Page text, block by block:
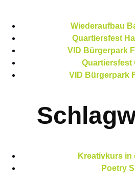
Wiederaufbau
Quartiersfest
VID Bürgerpark
Quartiersfest
VID Bürgerpark
Kreativkurs in
Poetry